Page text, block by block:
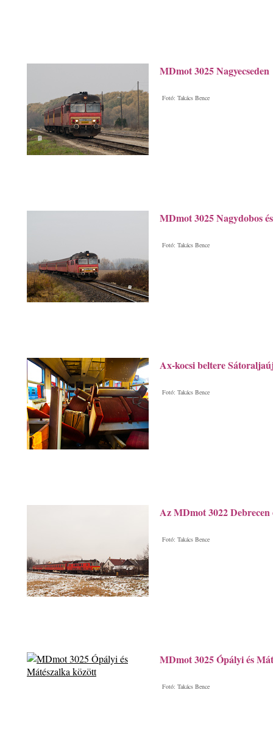
MDmot 3025 Nagyecseden
Fotó: Takács Bence
MDmot 3025 Nagydobos
Fotó: Takács Bence
Ax-kocsi beltere
Fotó: Takács Bence
Az MDmot 3022 Debrecen
Fotó: Takács Bence
MDmot 3025 Ópályi és
Fotó: Takács Bence